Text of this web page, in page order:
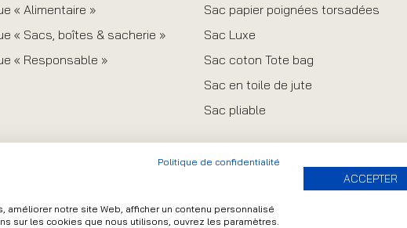
« Alimentaire »
« Sacs, boîtes & sacherie »
« Responsable »
Sac papier poignées torsadées
Sac Luxe
Sac coton Tote bag
Sac en toile de jute
Sac pliable
Politique de confidentialité
notre site Web, afficher un contenu personnalisé
sur les cookies que nous utilisons, ouvrez les paramètres.
ACCEPTER